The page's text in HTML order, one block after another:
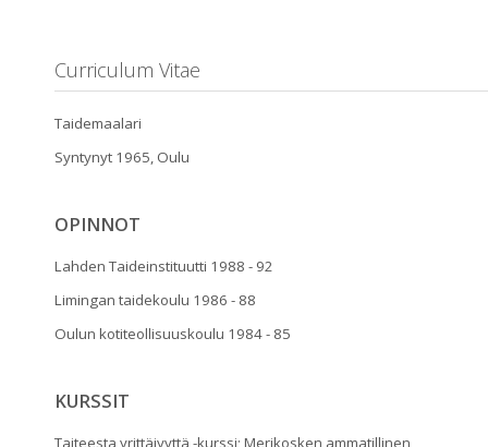
Curriculum Vitae
Taidemaalari
Syntynyt 1965, Oulu
OPINNOT
Lahden Taideinstituutti 1988 - 92
Limingan taidekoulu 1986 - 88
Oulun kotiteollisuuskoulu 1984 - 85
KURSSIT
Taiteesta yrittäjyyttä -kurssi; Merikosken ammatillinen